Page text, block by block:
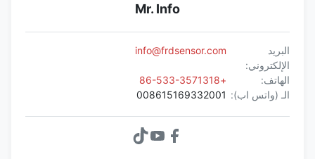
Mr. Info
الإلكتروني:
info@frdsensor.com
الهاتف:
الـ (واتس اب): 008615169332001